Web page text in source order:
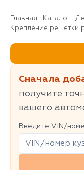
Главная Каталог
Крепление решетки
Сначала
получите
вашего
Введите VIN/